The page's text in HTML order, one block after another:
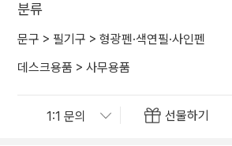
분류
문구 > 필기구 > 형광펜·색연필·사인펜
데스크용품 > 사무용품
선물하기